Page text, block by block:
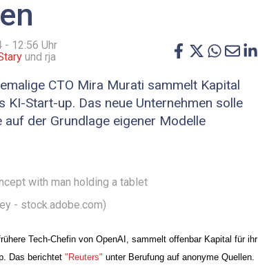
- 12:56 Uhr
und rja
CTO Mira Murati sammelt Kapital
KI-Start-up. Das neue Unternehmen solle
auf der Grundlage eigener Modelle
- stock.adobe.com)
Tech-Chefin von OpenAI, sammelt offenbar Kapital für ihr
Das berichtet "Reuters" unter Berufung auf anonyme Quellen.